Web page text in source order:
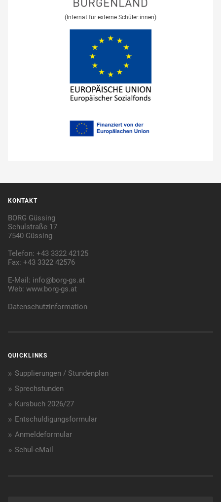
(Internat für externe Schüler:innen)
KONTAKT
BORG Güssing
Schulstraße 17
7540 Güssing
Telefon: +43 3322 42125
Fax: +43 3322 42576
E-Mail: info@borg-gs.at
Web:www.borg-gs.at
Datenschutzinformation
QUICKLINKS
Supplierungen / Stundenplan
Sprechstunden
Kursbuch 2026/27
Entschuldigungsformular
Anmeldeformular
Schul-eMail